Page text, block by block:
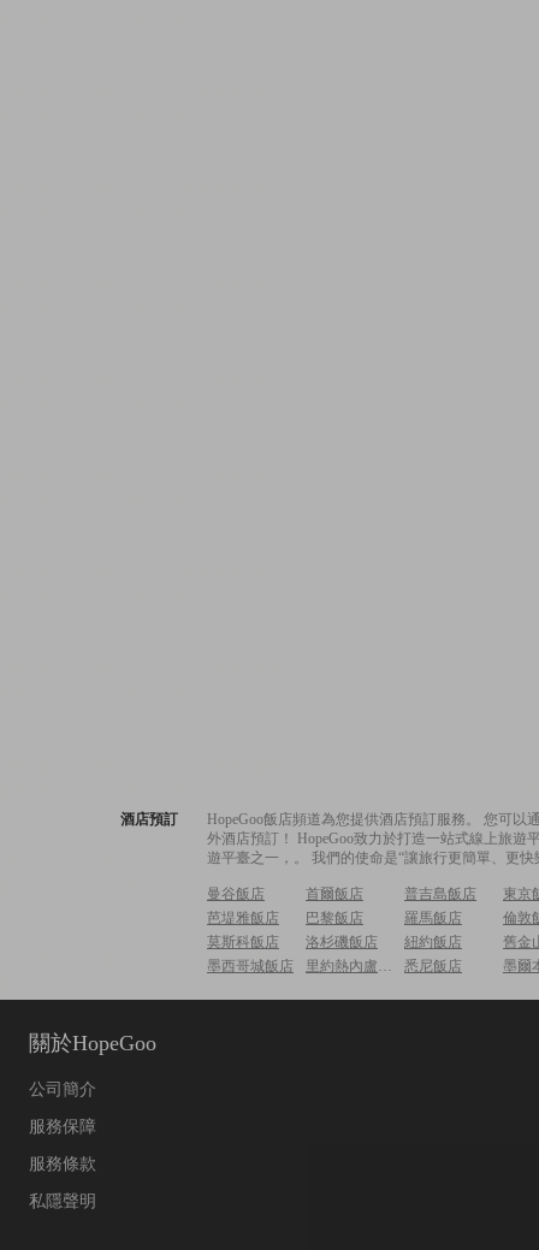
酒店預訂
HopeGoo飯店頻道為您提供酒店預訂服務。 您可
外酒店預訂！ HopeGoo致力於打造一站式線上旅
遊平臺之一，。 我們的使命是“讓旅行更簡單、更
曼谷飯店 首爾飯店 普吉島飯店
東京
芭堤雅飯店
巴黎飯店 羅馬飯店
倫敦
莫斯科飯店
洛杉磯飯店 紐約飯店
舊金
墨西哥城飯店
里約熱內盧飯店 悉尼飯店 墨爾
關於HopeGoo
公司簡介
服務保障
服務條款
私隱聲明